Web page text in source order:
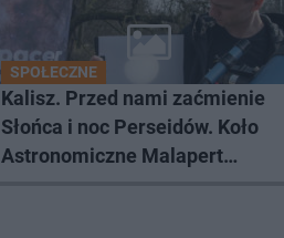
SPOŁECZNE
Kalisz. Przed nami zaćmienie
Słońca i noc Perseidów. Koło
Astronomiczne Malapert